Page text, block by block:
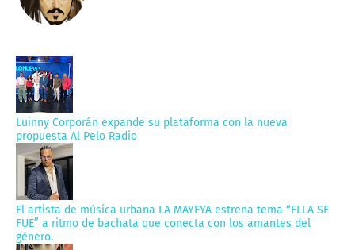
Luinny Corporán expande su plataforma con la nueva
propuesta Al Pelo Radio
El artista de música urbana LA MAYEYA estrena tema “ELLA SE
FUE” a ritmo de bachata que conecta con los amantes del
género.